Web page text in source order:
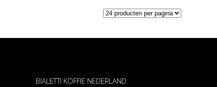
BIALETTI KOFFIE NEDERLAND